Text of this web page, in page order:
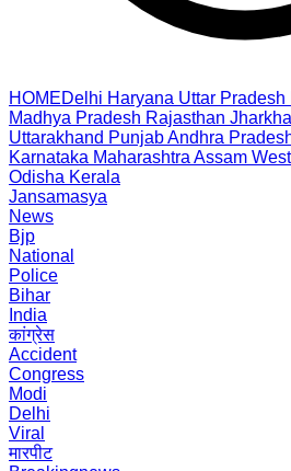
HOMEDelhi Haryana Uttar Pradesh
Madhya Pradesh Rajasthan
Uttarakhand PunjabAndhra
Karnataka Maharashtra Assam
Odisha Kerala
Jansamasya
News
Bjp
National
Police
Bihar
India
कांग्रेस
Accident
Congress
Modi
Delhi
Viral
मारपीट